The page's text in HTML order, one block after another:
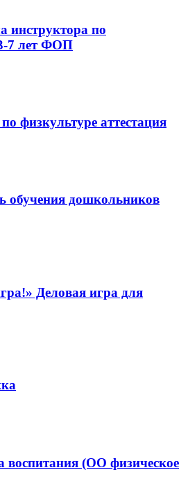
инструктора по
7 лет ФОП
физкультуре аттестация
обучения дошкольников
Деловая игра для
воспитания (ОО физическое